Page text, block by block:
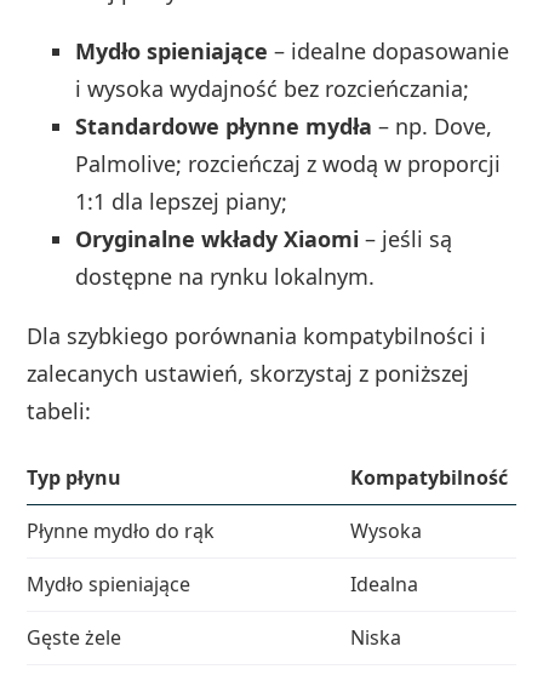
Mydło spieniające – idealne dopasowanie
i wysoka wydajność bez rozcieńczania;
Standardowe płynne mydła – np. Dove,
Palmolive; rozcieńczaj z wodą w proporcji
1:1 dla lepszej piany;
Oryginalne wkłady Xiaomi – jeśli są
dostępne na rynku lokalnym.
Dla szybkiego porównania kompatybilności i
zalecanych ustawień, skorzystaj z poniższej
tabeli:
Typ płynu Kompatybilność
Płynne mydło do rąk
Wysoka
Mydło spieniające
Idealna
Gęste żele
Niska